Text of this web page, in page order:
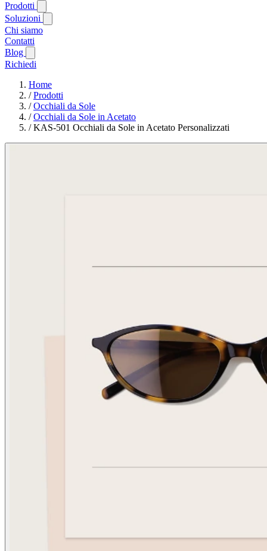
Prodotti
Soluzioni
Chi siamo
Contatti
Blog
Richiedi
Home
/Prodotti
/Occhiali da Sole
/Occhiali da Sole in Acetato
/KAS-501 Occhiali da Sole in Acetato Personalizzati